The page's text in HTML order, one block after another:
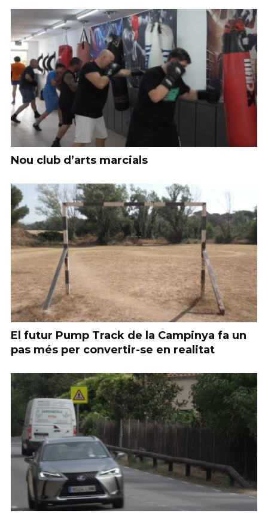
Nou club d’arts marcials
El futur Pump Track de la Campinya fa un
pas més per convertir-se en realitat